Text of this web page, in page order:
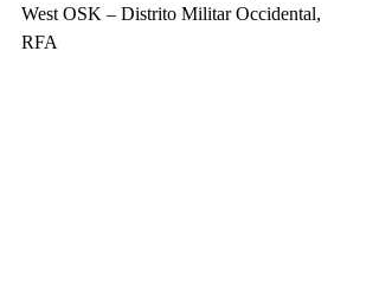
West OSK – Distrito Militar Occidental,
RFA